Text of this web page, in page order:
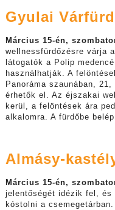
Gyulai
Március 15-én,
wellnessfürdőzésre várja
látogatók a Polip
használhatják. A
Panoráma szaunában,
érhetők el. Az éjszakai
kerül, a felöntések ára
alkalomra. A fürdőbe
Almásy-
Március 15-én,
jelentőségét idézik fel, és
kóstolni a